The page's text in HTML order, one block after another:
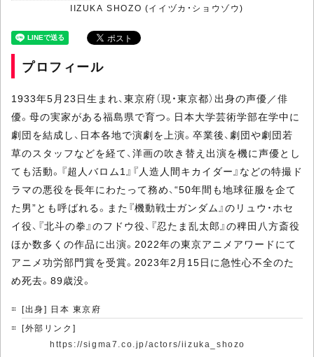
IIZUKA SHOZO (イイヅカ・ショウゾウ)
プロフィール
1933年5月23日生まれ、東京府（現・東京都）出身の声優／俳
優。母の実家がある福島県で育つ。日本大学芸術学部在学中に
劇団を結成し、日本各地で演劇を上演。卒業後、劇団や劇団若
草のスタッフなどを経て、洋画の吹き替え出演を機に声優とし
ても活動。『超人バロム1』『人造人間キカイダー』などの特撮ド
ラマの悪役を長年にわたって務め、“50年間も地球征服を企て
た男”とも呼ばれる。また『機動戦士ガンダム』のリュウ・ホセ
イ役、『北斗の拳』のフドウ役、『忍たま乱太郎』の稗田八方斎役
ほか数多くの作品に出演。2022年の東京アニメアワードにて
アニメ功労部門賞を受賞。2023年2月15日に急性心不全のた
め死去。89歳没。
[出身] 日本 東京府
[外部リンク]
https://sigma7.co.jp/actors/iizuka_shozo